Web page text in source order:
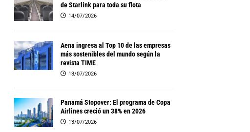
de Starlink para toda su flota
14/07/2026
Aena ingresa al Top 10 de las empresas
más sostenibles del mundo según la
revista TIME
13/07/2026
Panamá Stopover: El programa de Copa
Airlines creció un 38% en 2026
13/07/2026